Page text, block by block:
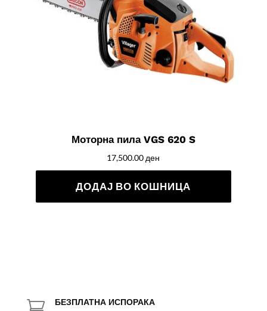
Моторна пила VGS 620 S
17,500.00 ден
ДОДАЈ ВО КОШНИЦА
 БЕЗПЛАТНА ИСПОРАКА